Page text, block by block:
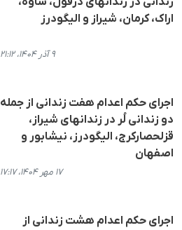
اراک، کرمان، شیراز و الیگودرز
۹ آذر ۱۴۰۴، ۲۱:۱۲
اجرای حکم اعدام هفت زندانی از جملە
دو زندانی لُر در زندانهای شیراز،
قزلحصارکرج، الیگودرز، نیشابور و
اصفهان
۱۷ مهر ۱۴۰۴، ۱۷:۱۷
اجرای حکم اعدام هشت زندانی از